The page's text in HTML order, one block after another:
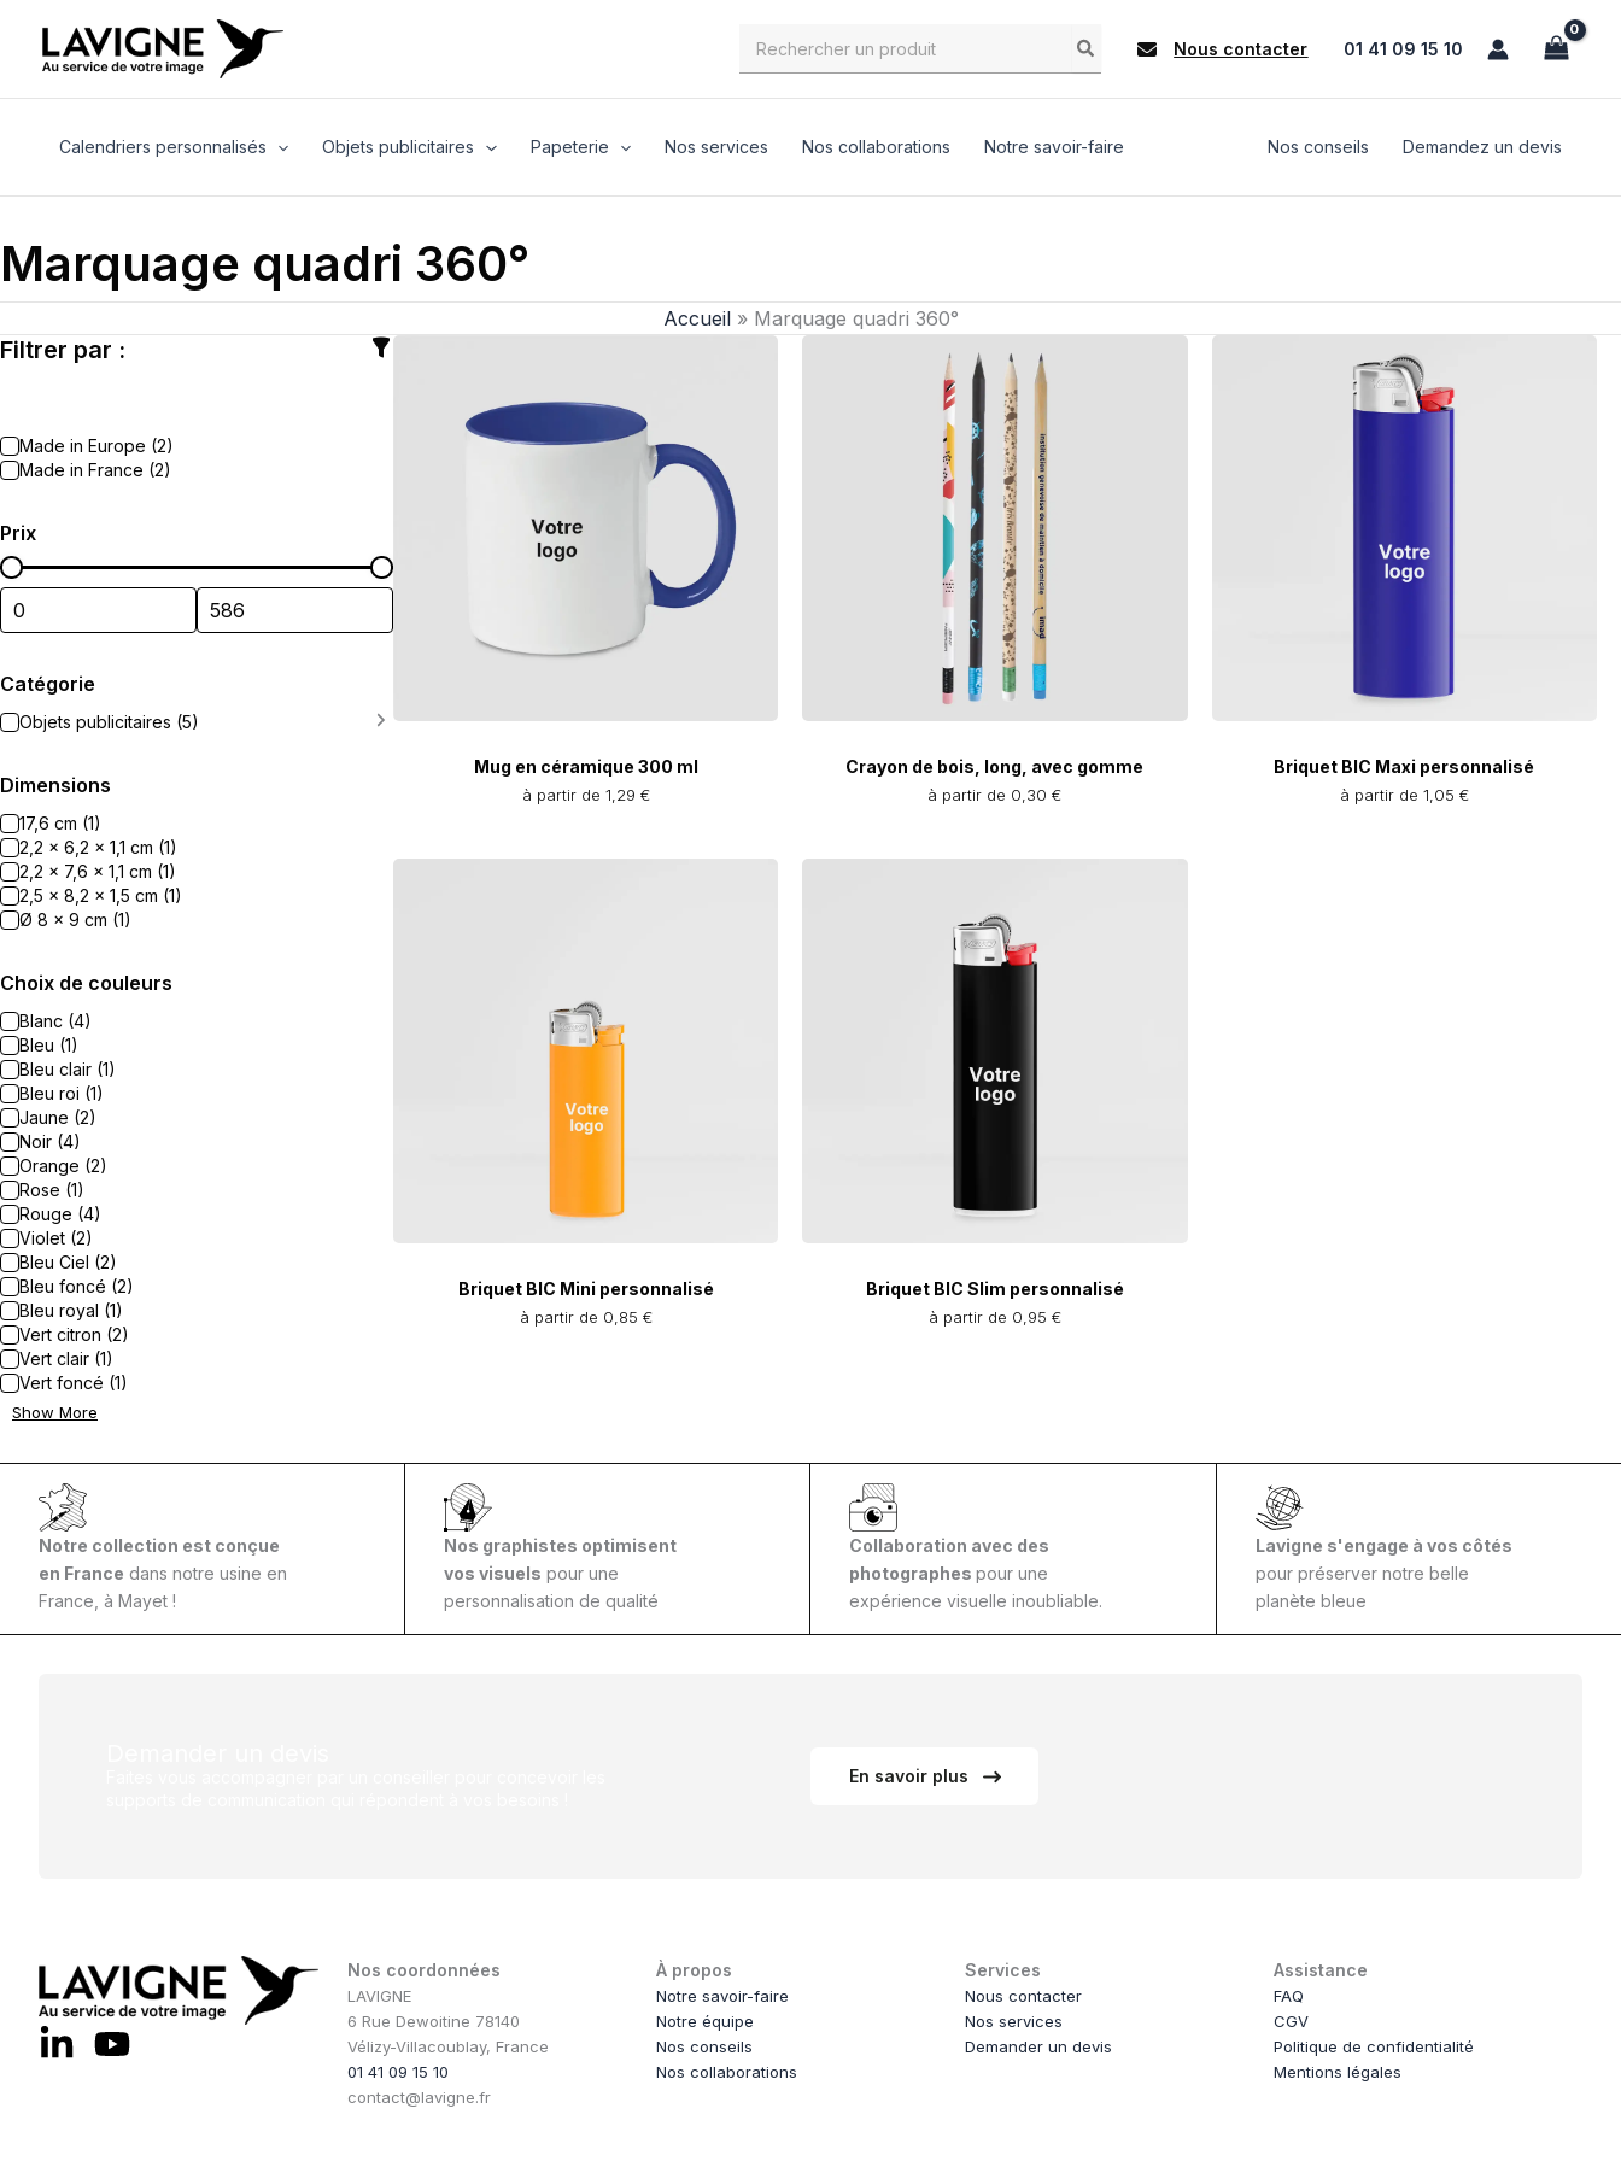
contenu
for:
Nous contacter 01 41 09 15 10
Calendriers personnalisés Objets publicitaires Papeterie Nos services Nos collaborations Notre savoir-faire Nos conseils Demandez un devis
Marquage quadri 360°
Accueil» Marquage quadri 360°
Filtrer par :
Made in Europe (2)
Made in France (2)
Prix
Catégorie
Objets publicitaires (5)
Dimensions
17,6 cm (1)
2,2 x 6,2 x 1,1 cm (1)
2,2 x 7,6 x 1,1 cm (1)
2,5 x 8,2 x 1,5 cm (1)
Ø 8 x 9 cm (1)
Choix de couleurs
Blanc (4)
Bleu (1)
Bleu clair (1)
Bleu roi (1)
Jaune (2)
Noir (4)
Orange (2)
Rose (1)
Rouge (4)
Violet (2)
Bleu Ciel (2)
Bleu foncé (2)
Bleu royal (1)
Vert citron (2)
Vert clair (1)
Vert foncé (1)
Show More
Mug en céramique 300 ml
à partir de 1,29 €
Crayon de bois, long, avec gomme
à partir de 0,30 €
Briquet BIC Maxi personnalisé
à partir de 1,05 €
Briquet BIC Mini personnalisé
à partir de 0,85 €
Briquet BIC Slim personnalisé
à partir de 0,95 €
Notre collection est conçue
en France dans notre usine en
France, à Mayet !
Nos graphistes optimisent
vos visuels pour une
personnalisation de qualité
Collaboration avec des
photographespour une
expérience visuelle inoubliable.
Lavigne s'engage à vos côtés
pour préserver notre belle
planète bleue
En savoir plus
Nos coordonnées
LAVIGNE
6 Rue Dewoitine 78140
Vélizy-Villacoublay, France
01 41 09 15 10
contact@lavigne.fr
À propos
Notre savoir-faire
Notre équipe
Nos conseils
Nos collaborations
Services
Nous contacter
Nos services
Demander un devis
Assistance
FAQ
CGV
Politique de confidentialité
Mentions légales